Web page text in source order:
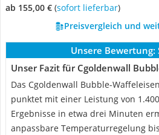
ab 155,00 € ( Sofort lieferbar)
Preisvergleich und
Unsere Bewertung:
Unser Fazit für Cgoldenwall
Das Cgoldenwall Bubble-
punktet mit einer Leistung von
Ergebnisse in etwa drei Minuten
anpassbare Temperaturregelung